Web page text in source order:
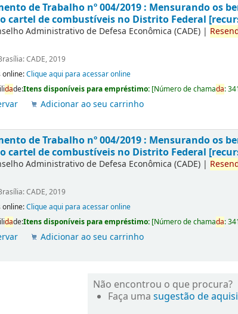
de Trabalho nº 004/2019 : Mensurando os
cartel de combustíveis no Distrito Federal
Administrativo de Defesa Econômica (CADE) |
CADE, 2019
online:Clique aqui para acessar online
dade:Itens disponíveis para empréstimo: [Número de chamada:
Adicionar ao seu carrinho
de Trabalho nº 004/2019 : Mensurando os
cartel de combustíveis no Distrito Federal
Administrativo de Defesa Econômica (CADE) |
CADE, 2019
online:Clique aqui para acessar online
dade:Itens disponíveis para empréstimo: [Número de chamada:
Adicionar ao seu carrinho
Não encontrou o que procura?
Faça uma sugestão de